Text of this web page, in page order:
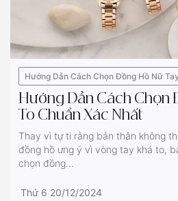
Hướng Dẫn Cách Chọn Đồng Hồ Nữ
Hướng Dẫn Cách Chọn
To Chuẩn Xác Nhất
Thay vì tự ti rằng bản thân không
đồng hồ ưng ý vì vòng tay khá to,
chọn đồng...
Thứ 6 20/12/2024